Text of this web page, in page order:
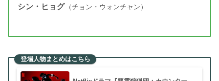
シン・ヒョグ （チョン・ウォンチャン）
登場人物まとめはこちら